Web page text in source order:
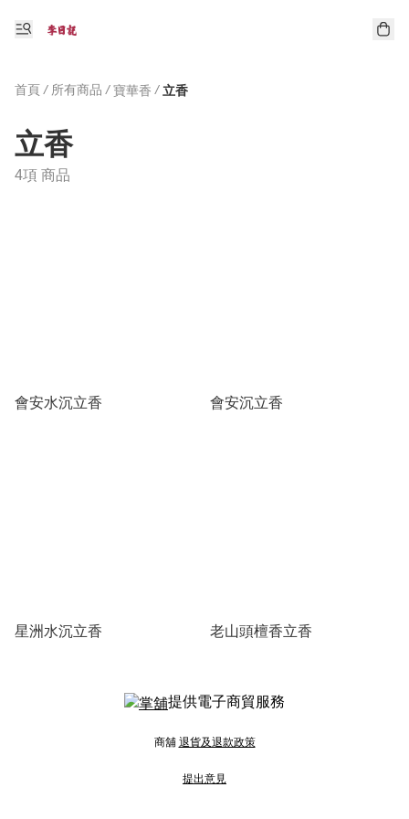
首頁 / 所有商品 / 寶華香 / 立香
立香
4項 商品
會安水沉立香 會安沉立香
星洲水沉立香 老山頭檀香立香
提供電子商貿服務
商舖 退貨及退款政策
提出意見